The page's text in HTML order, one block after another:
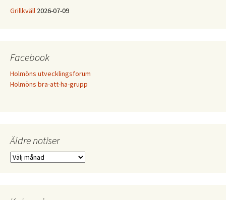
Grillkväll 2026-07-09
Facebook
Holmöns utvecklingsforum
Holmöns bra-att-ha-grupp
Äldre notiser
Äldre